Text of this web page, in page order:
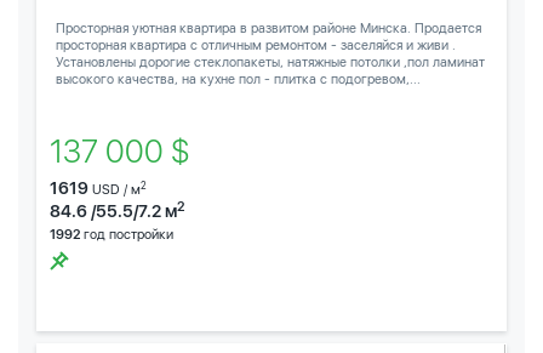
Просторная уютная квартира в развитом районе Минска. Продается
просторная квартира с отличным ремонтом - заселяйся и живи .
Установлены дорогие стеклопакеты, натяжные потолки ,пол ламинат
высокого качества, на кухне пол - плитка с подогревом,...
137 000 $
1619 USD / м2
84.6 /55.5/7.2 м2
1992 год постройки